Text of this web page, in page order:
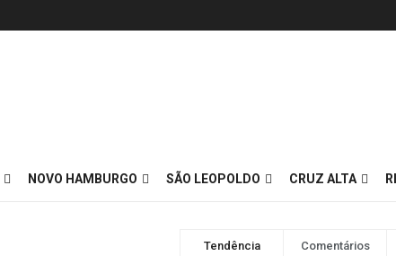
NOVO HAMBURGO SÃO LEOPOLDO CRUZ ALTA
Tendência Comentários